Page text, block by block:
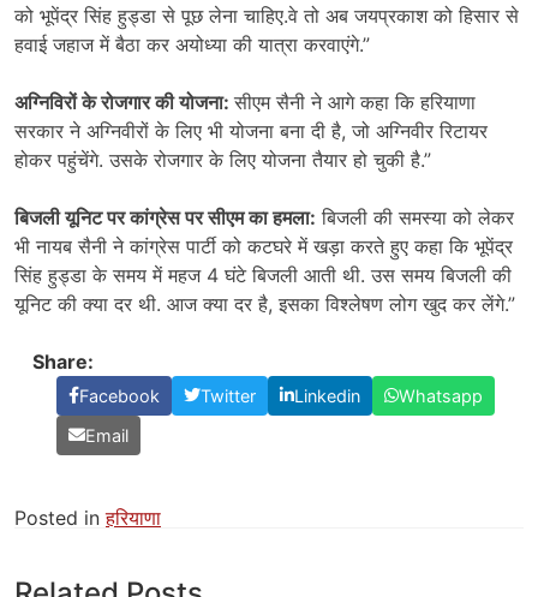
को भूपेंद्र सिंह हुड्डा से पूछ लेना चाहिए.वे तो अब जयप्रकाश को हिसार से
हवाई जहाज में बैठा कर अयोध्या की यात्रा करवाएंगे.”
अग्निविरों के रोजगार की योजना:सीएम सैनी ने आगे कहा कि हरियाणा
सरकार ने अग्निवीरों के लिए भी योजना बना दी है, जो अग्निवीर रिटायर
होकर पहुंचेंगे. उसके रोजगार के लिए योजना तैयार हो चुकी है.”
बिजली यूनिट पर कांग्रेस पर सीएम का हमला: बिजली की समस्या को लेकर
भी नायब सैनी ने कांग्रेस पार्टी को कटघरे में खड़ा करते हुए कहा कि भूपेंद्र
सिंह हुड्डा के समय में महज 4 घंटे बिजली आती थी. उस समय बिजली की
यूनिट की क्या दर थी. आज क्या दर है, इसका विश्लेषण लोग खुद कर लेंगे.”
Share:
Facebook Twitter Linkedin
Whatsapp
Email
Posted inहरियाणा